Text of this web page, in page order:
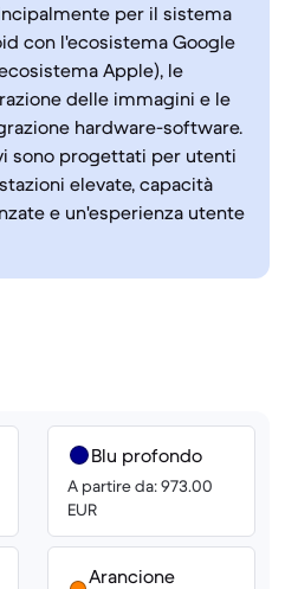
per il sistema
con l'ecosistema Google
Apple), le
delle immagini e le
hardware-software.
sono progettati per utenti
elevate, capacità
e un'esperienza utente
Blu profondo
A partire da: 973.00
EUR
Arancione